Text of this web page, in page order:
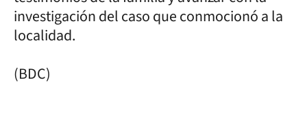
investigación del caso que conmocionó a la
localidad.
(BDC)